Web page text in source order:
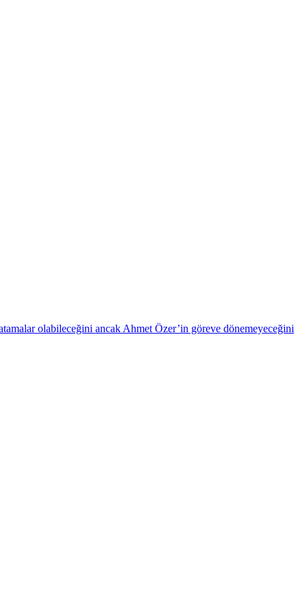
olabileceğini ancak Ahmet Özer’in göreve dönemeyeceğini